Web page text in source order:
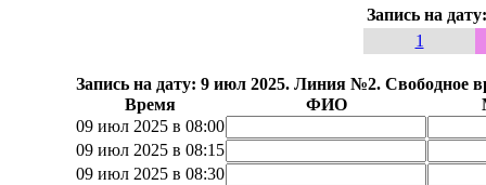
Запись на
1
Запись на дату: 9 июл 2025. Линия №2. Свободное
Время
ФИО
09 июл 2025 в 08:00
09 июл 2025 в 08:15
09 июл 2025 в 08:30